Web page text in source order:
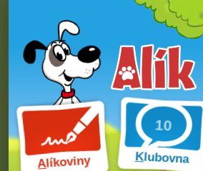
Alíkoviny Klubovna